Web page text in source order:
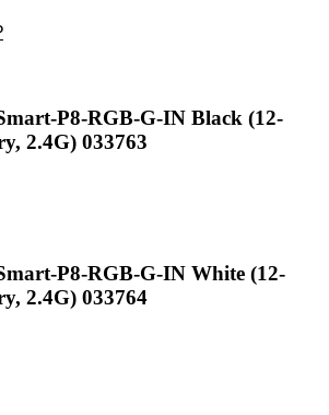
Текущая
P8-RGB-G-IN Black (12-
2.4G) 033763
P8-RGB-G-IN White (12-
2.4G) 033764